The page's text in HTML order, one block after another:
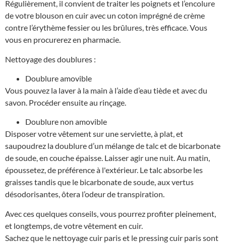
Régulièrement, il convient de traiter les poignets et l’encolure
de votre blouson en cuir avec un coton imprégné de crème
contre l’érythème fessier ou les brûlures, très efficace. Vous
vous en procurerez en pharmacie.
Nettoyage des doublures :
Doublure amovible
Vous pouvez la laver à la main à l’aide d’eau tiède et avec du
savon. Procéder ensuite au rinçage.
Doublure non amovible
Disposer votre vêtement sur une serviette, à plat, et
saupoudrez la doublure d’un mélange de talc et de bicarbonate
de soude, en couche épaisse. Laisser agir une nuit. Au matin,
époussetez, de préférence à l'extérieur. Le talc absorbe les
graisses tandis que le bicarbonate de soude, aux vertus
désodorisantes, ôtera l’odeur de transpiration.
Avec ces quelques conseils, vous pourrez profiter pleinement,
et longtemps, de votre vêtement en cuir.
Sachez que le nettoyage cuir paris et le pressing cuir paris sont